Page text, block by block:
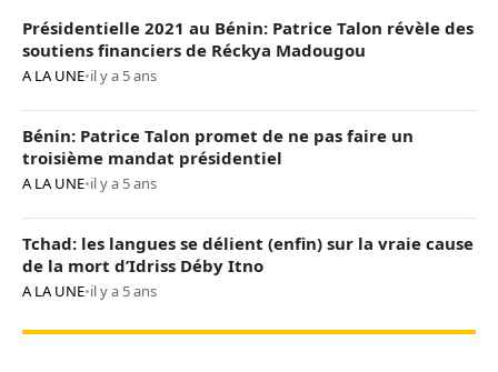
Présidentielle 2021 au Bénin: Patrice Talon révèle des
soutiens financiers de Réckya Madougou
A LA UNE•il y a 5 ans
Bénin: Patrice Talon promet de ne pas faire un
troisième mandat présidentiel
A LA UNE•il y a 5 ans
Tchad: les langues se délient (enfin) sur la vraie cause
de la mort d’Idriss Déby Itno
A LA UNE•il y a 5 ans